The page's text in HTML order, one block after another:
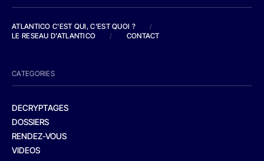
ATLANTICO C'EST QUI, C'EST QUOI ?
/
LE RESEAU D'ATLANTICO
/ CONTACT
CATEGORIES
DECRYPTAGES
DOSSIERS
RENDEZ-VOUS
VIDEOS